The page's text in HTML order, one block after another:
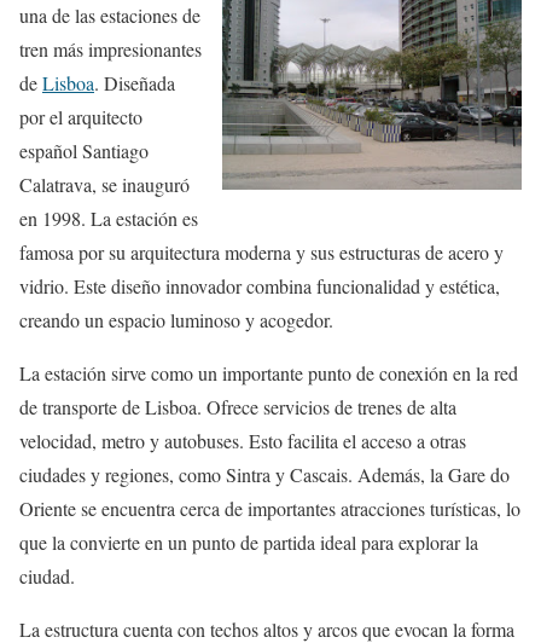
una de las estaciones de
tren más impresionantes
deLisboa. Diseñada
por el arquitecto
español Santiago
Calatrava, se inauguró
en 1998. La estación es
famosa por su arquitectura moderna y sus estructuras de acero y
vidrio. Este diseño innovador combina funcionalidad y estética,
creando un espacio luminoso y acogedor.
La estación sirve como un importante punto de conexión en la red
de transporte de Lisboa. Ofrece servicios de trenes de alta
velocidad, metro y autobuses. Esto facilita el acceso a otras
ciudades y regiones, como Sintra y Cascais. Además, la Gare do
Oriente se encuentra cerca de importantes atracciones turísticas, lo
que la convierte en un punto de partida ideal para explorar la
ciudad.
La estructura cuenta con techos altos y arcos que evocan la forma